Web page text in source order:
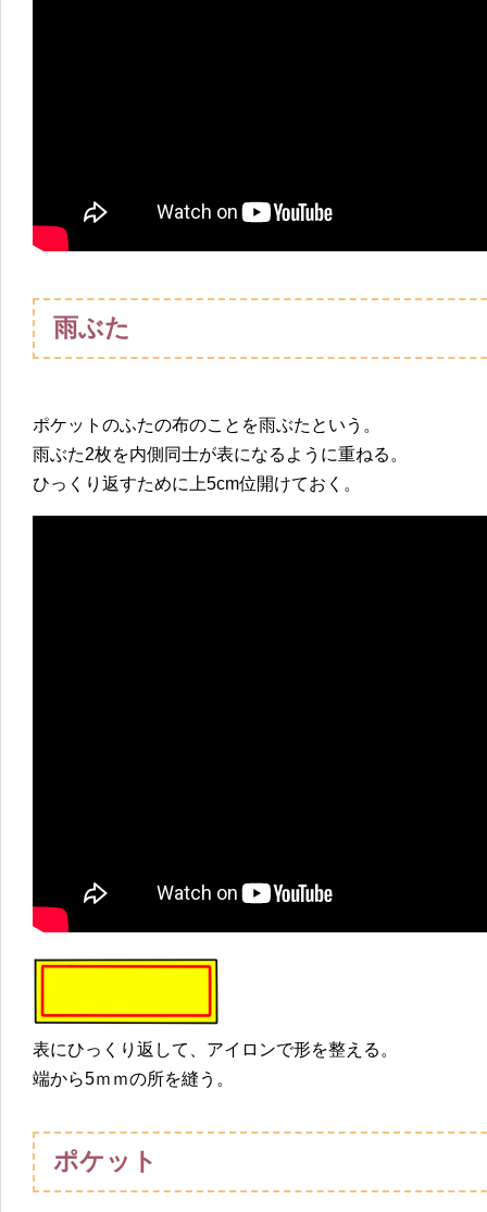
雨ぶた
ポケットのふたの布のことを雨ぶたという。
雨ぶた2枚を内側同士が表になるように重ねる。
ひっくり返すために上5cm位開けておく。
表にひっくり返して、アイロンで形を整える。
端から5ｍｍの所を縫う。
ポケット